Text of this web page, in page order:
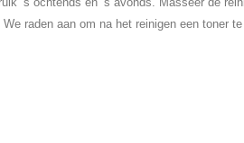
raden aan om na het reinigen een toner